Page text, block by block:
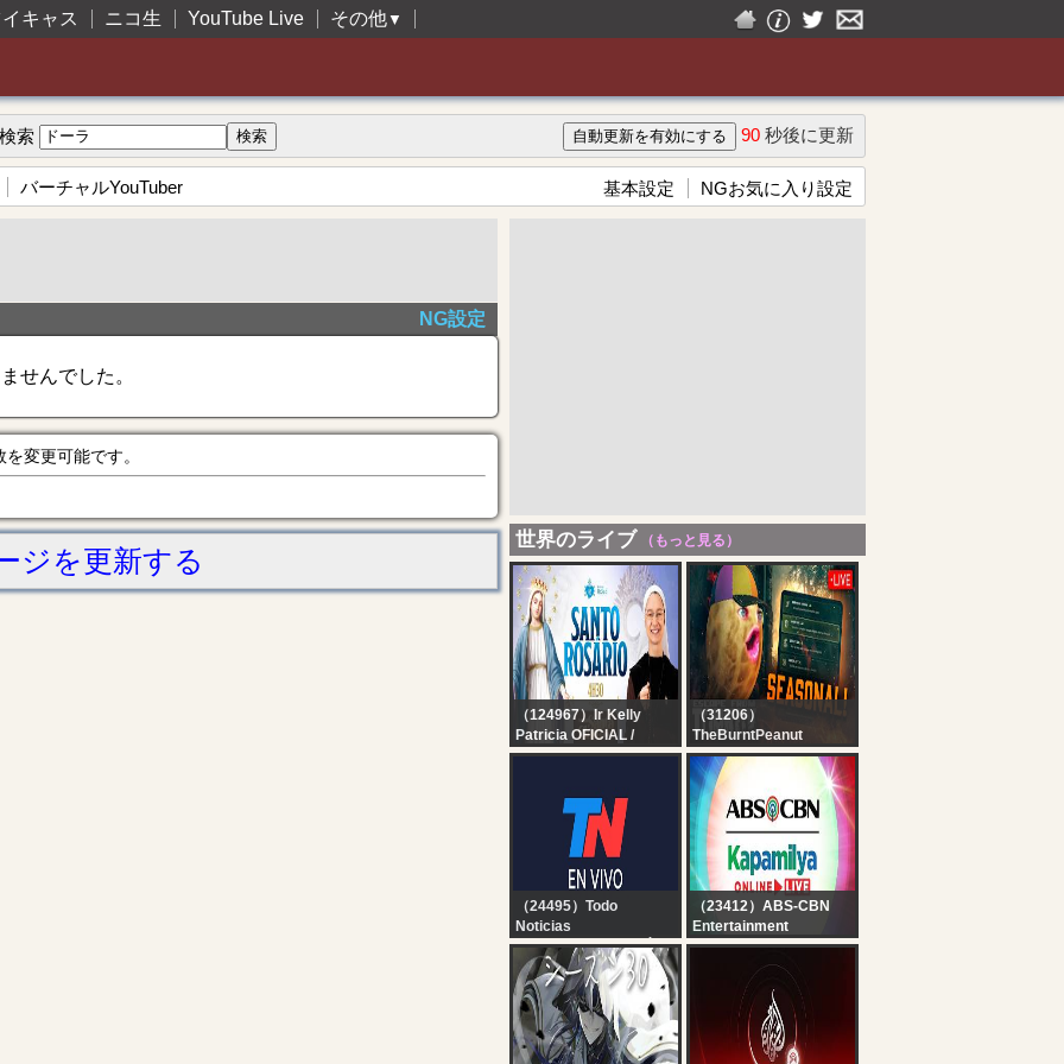
キャス ニコ生 YouTube Live その他▼
検索 90 秒後に更新
バーチャルYouTuber 基本設定 NGお気に入り設定
NG設定
せんでした。
変更可能です。
ジを更新する
世界のライブ （もっと見る）
（124967）Ir Kelly
Patricia OFICIAL /
Instituto Hesed
Madrugada | Novena a
Santa Clara | Instituto
Hesed - 06/08
（31206）
TheBurntPeanut
?LIVE | [BEST DROPS]
TARKOV SEASONAL |
DAY 3 | Hutch x
GIMMICK |
WACKADOODLE
WEDNESDAY |
#BUNGULATE
（24495）Todo
Noticias
TN EN VIVO - SEGUÍ LA
TRANSMISIÓN EN VIVO
DE TODO NOTICIAS
（23412）ABS-CBN
Entertainment
Kapamilya Online Live |
August 6, 2026